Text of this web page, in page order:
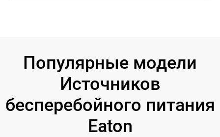
Популярные модели
Источников
бесперебойного питания
Eaton